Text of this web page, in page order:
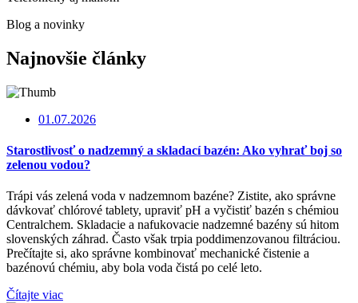
Blog a novinky
Najnovšie články
01.07.2026
Starostlivosť o nadzemný a skladací bazén: Ako vyhrať boj so
zelenou vodou?
Trápi vás zelená voda v nadzemnom bazéne? Zistite, ako správne
dávkovať chlórové tablety, upraviť pH a vyčistiť bazén s chémiou
Centralchem. Skladacie a nafukovacie nadzemné bazény sú hitom
slovenských záhrad. Často však trpia poddimenzovanou filtráciou.
Prečítajte si, ako správne kombinovať mechanické čistenie a
bazénovú chémiu, aby bola voda čistá po celé leto.
Čítajte viac